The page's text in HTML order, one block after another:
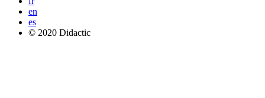
en
es
© 2020 Didactic